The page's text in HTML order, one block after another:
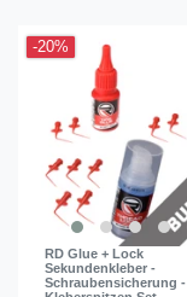
-20%
RD Glue + Lock
Sekundenkleber -
Schraubensicherung -